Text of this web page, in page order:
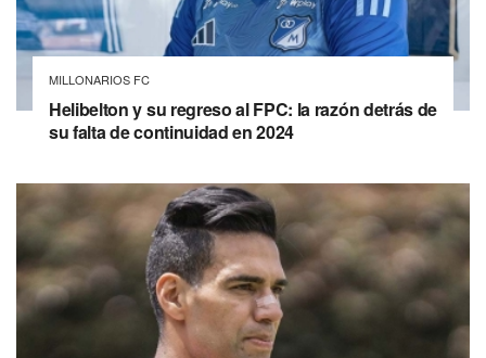
MILLONARIOS FC
Helibelton y su regreso al FPC: la razón detrás de
su falta de continuidad en 2024